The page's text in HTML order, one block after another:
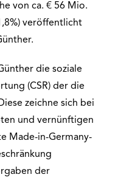
von ca. € 56 Mio.
veröffentlicht
die soziale
(CSR) der die
zeichne sich bei
und vernünftigen
Made-in-Germany-
der